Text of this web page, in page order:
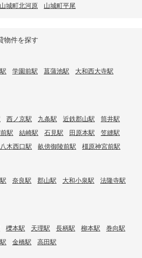
山城町北河原 山城町平尾
物件を探す
学園前駅 菖蒲池駅
大和西大寺駅
西ノ京駅 九条駅 近鉄郡山駅
筒井駅
駅 結崎駅 石見駅 田原本駅
笠縫駅
八木西口駅 畝傍御陵前駅 橿原神宮前駅
奈良駅 郡山駅 大和小泉駅
法隆寺駅
櫟本駅 天理駅 長柄駅 柳本駅
巻向駅
金橋駅 高田駅